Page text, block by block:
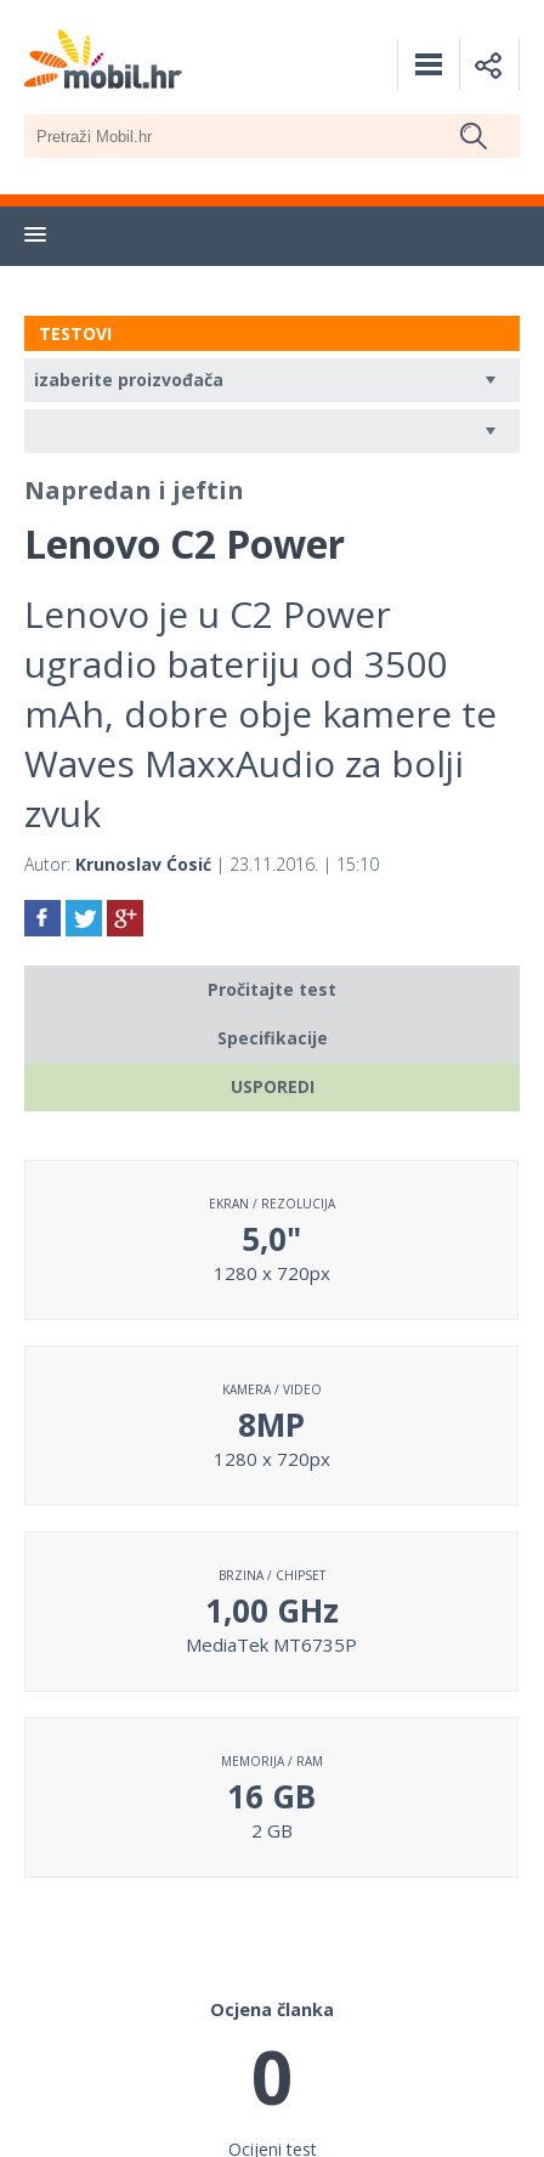
TESTOVI
Napredan i jeftin
Lenovo C2 Power
Lenovo je u C2 Power
ugradio bateriju od 3500
mAh, dobre obje kamere te
Waves MaxxAudio za bolji
zvuk
Autor: Krunoslav Ćosić | 23.11.2016. | 15:10
Pročitajte test
Specifikacije
USPOREDI
EKRAN / REZOLUCIJA
5,0"
1280 x 720px
KAMERA / VIDEO
8MP
1280 x 720px
BRZINA / CHIPSET
1,00 GHz
MediaTek MT6735P
MEMORIJA / RAM
16 GB
2 GB
Ocjena članka
0
Ocijeni test